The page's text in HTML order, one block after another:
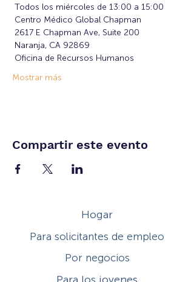
Todos los miércoles de 13:00 a 15:00
Centro Médico Global Chapman
2617 E Chapman Ave, Suite 200
Naranja, CA 92869
Oficina de Recursos Humanos
Mostrar más
Compartir este evento
Hogar
Para solicitantes de empleo
Por negocios